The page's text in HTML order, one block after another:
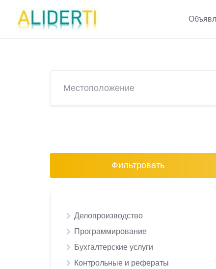
content
Фильтровать
Делопроизводство
Программирование
Бухгалтерские услуги
Контрольные и рефераты